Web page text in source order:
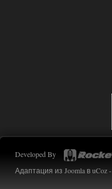
Developed By
Адаптация из Joomla в uCoz -